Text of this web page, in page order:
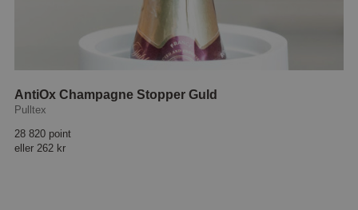
AntiOx Champagne Stopper Guld
Pulltex
28 820 point
eller 262 kr